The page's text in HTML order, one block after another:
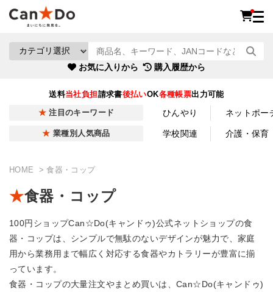
お気に入りから 購入履歴から
送料当社負担請求書後払いOK各種帳票出力可能
注目のキーワード ひんやり ネットポー
業種別人気商品 学校関連 介護・保育
HOME 食器・コップ
食器・コップ
100円ショップCan☆Do(キャンドゥ)公式ネットショップの食
器・コップは、シンプルで無駄のないデザインが魅力で、家庭
用から業務用まで幅広く対応する食器やカトラリーが豊富に揃
っています。
食器・コップの大量注文やまとめ買いは、Can☆Do(キャンドゥ)